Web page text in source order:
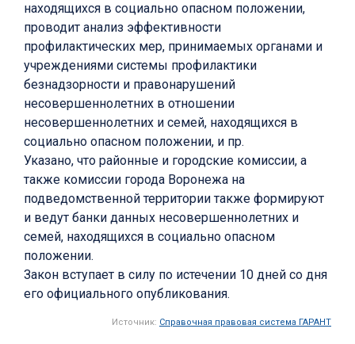
находящихся в социально опасном положении,
проводит анализ эффективности
профилактических мер, принимаемых органами и
учреждениями системы профилактики
безнадзорности и правонарушений
несовершеннолетних в отношении
несовершеннолетних и семей, находящихся в
социально опасном положении, и пр.
Указано, что районные и городские комиссии, а
также комиссии города Воронежа на
подведомственной территории также формируют
и ведут банки данных несовершеннолетних и
семей, находящихся в социально опасном
положении.
Закон вступает в силу по истечении 10 дней со дня
его официального опубликования.
Источник: Справочная правовая система ГАРАНТ